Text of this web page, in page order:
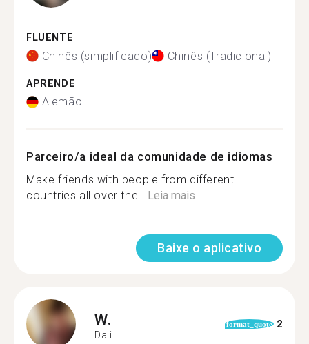
FLUENTE
Chinês (simplificado) Chinês (Tradicional)
APRENDE
Alemão
Parceiro/a ideal da comunidade de idiomas
Make friends with people from different
countries all over the...Leia mais
Baixe o aplicativo
W.
Dali
format_quote 2